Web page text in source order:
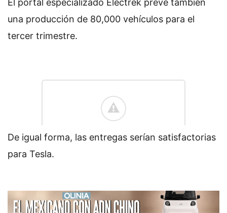
El portal especializado Electrek prevé también
una producción de 80,000 vehículos para el
tercer trimestre.
De igual forma, las entregas serían satisfactorias
para Tesla.